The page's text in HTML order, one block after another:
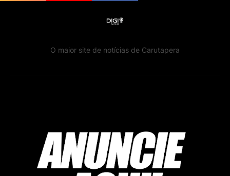
O maior site de notícias de Carutapera